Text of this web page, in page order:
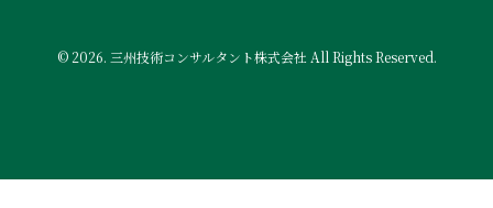
© 2026. 三州技術コンサルタント株式会社 All Rights Reserved.